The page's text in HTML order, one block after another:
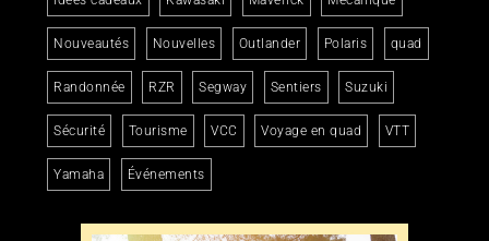
Nouveautés Nouvelles Outlander Polaris quad
Randonnée RZR Segway Sentiers Suzuki
Sécurité Tourisme VCC Voyage en quad VTT
Yamaha Événements